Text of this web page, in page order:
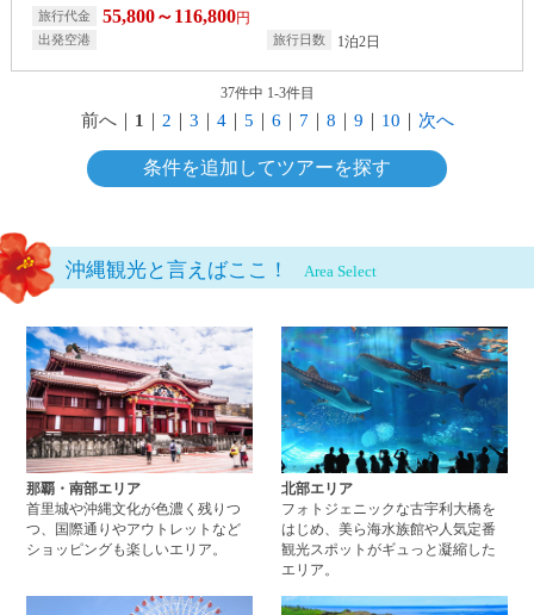
55,800～116,800円
1泊2日
37件中 1-3件目
前へ｜ 1 2 3 4｜ 5 6 7 8 9 10 次へ
条件を追加してツアーを探す
沖縄観光と言えばここ！ Area Select
那覇・南部エリア
首里城や沖縄文化が色濃く残りつ
つ、国際通りやアウトレットなど
ショッピングも楽しいエリア。
那覇・南部エリアページへ
北部エリア
フォトジェニックな古宇利大橋を
はじめ、美ら海水族館や人気定番
観光スポットがギュっと凝縮した
エリア。
中部エリアページへ